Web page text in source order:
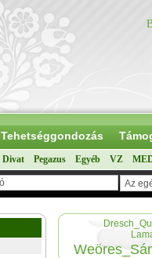
Tehetséggondozás
Divat Pegazus Egyéb VZ